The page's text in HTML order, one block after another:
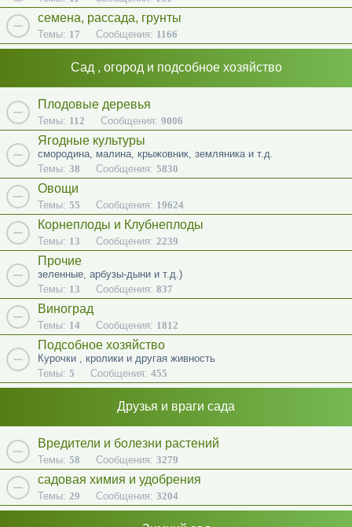
семена, рассада, грунты
Темы: 17 Сообщения: 1166
Сад , огород и подсобное хозяйство
Плодовые деревья
Темы: 112 Сообщения: 9006
Ягодные культуры
смородина, малина, крыжовник, земляника и т.д.
Темы: 38 Сообщения: 5830
Овощи
Темы: 55 Сообщения: 19624
Корнеплоды и Клубнеплоды
Темы: 13 Сообщения: 2239
Прочие
зеленные, арбузы-дыни и т.д.)
Темы: 13 Сообщения: 837
Виноград
Темы: 14 Сообщения: 1812
Подсобное хозяйство
Курочки , кролики и другая живность
Темы: 5 Сообщения: 455
Друзья и враги сада
Вредители и болезни растений
Темы: 58 Сообщения: 3279
садовая химия и удобрения
Темы: 29 Сообщения: 3204